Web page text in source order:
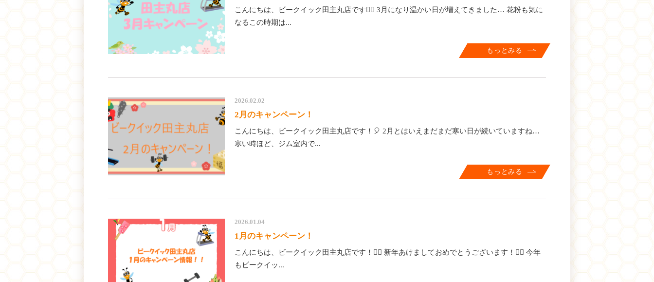
こんにちは、ビークイック田主丸店です🏋️‍♂️ 3月になり温かい日が増えてきました… 花粉も気に
なるこの時期は...
もっとみる
2026.02.02
2月のキャンペーン！
こんにちは、ビークイック田主丸店です！🎈 2月とはいえまだまだ寒い日が続いていますね…
寒い時ほど、ジム室内で...
もっとみる
2026.01.04
1月のキャンペーン！
こんにちは、ビークイック田主丸店です！🙋‍♂️ 新年あけましておめでとうございます！🙇‍♂️ 今年
もビークイッ...